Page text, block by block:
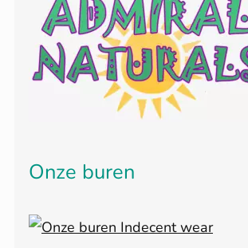
Onze buren